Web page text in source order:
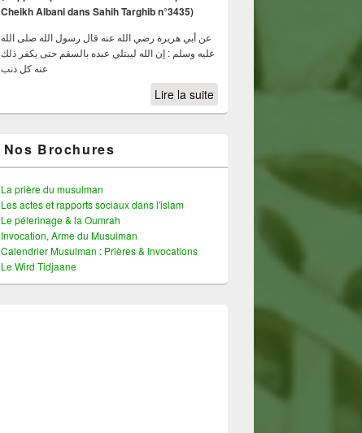
Cheikh Albani dans Sahih Targhib n°3435)
عن أبي هريرة رضي الله عنه قال رسول الله صلى الله
عليه وسلم : إن الله ليبتلي عبده بالسقم حتى يكفر ذلك
عنه كل ذنب
Lire la suite
Nos Brochures
La prière du musulman
Les actes et rapports sociaux dans l'islam
Le pélerinage & la Oumrah
Invocation, Arme du Musulman
Calendrier Musulman : Prières & Invocations
Le Wird Tidjaane